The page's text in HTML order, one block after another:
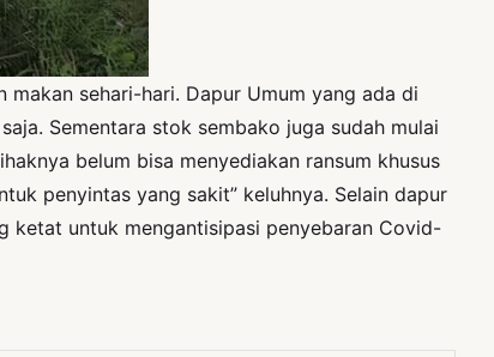
sehari-hari. Dapur Umum yang ada di
Sementara stok sembako juga sudah mulai
belum bisa menyediakan ransum khusus
penyintas yang sakit” keluhnya. Selain dapur
ketat untuk mengantisipasi penyebaran Covid-